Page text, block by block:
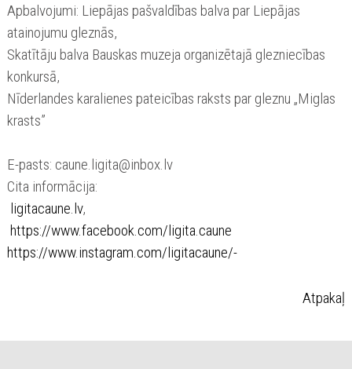
Apbalvojumi: Liepājas pašvaldības balva par Liepājas
atainojumu gleznās,
Skatītāju balva Bauskas muzeja organizētajā glezniecības
konkursā,
Nīderlandes karalienes pateicības raksts par gleznu „Miglas
krasts”
E-pasts: caune.ligita@inbox.lv
Cita informācija:
ligitacaune.lv,
https://www.facebook.com/ligita.caune
https://www.instagram.com/ligitacaune/-
Atpakaļ